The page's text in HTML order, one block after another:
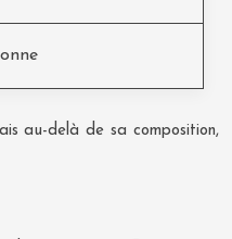
au-delà de sa composition,